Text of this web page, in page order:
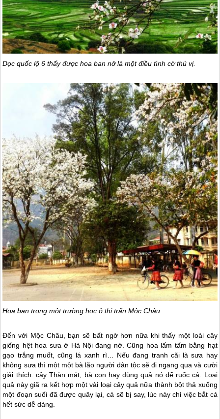
Dọc quốc lộ 6 thấy được hoa ban nở là một điều tình cờ thú vị.
Hoa ban trong một trường học ở thị trấnMộc Châu
Đến với Mộc Châu , bạn sẽ bất ngờ hơn nữa khi thấy một loài cây
giống hệt hoa sưa ở Hà Nội đang nở. Cũng hoa lấm tấm bằng hạt
gạo trắng muốt, cũng lá xanh rì… Nếu đang tranh cãi là sưa hay
không sưa thì một một bà lão người dân tộc sẽ đi ngang qua và cười
giải thích: cây Thàn mát, bà con hay dùng quả nó để ruốc cá. Loại
quả này giã ra kết hợp một vài loại cây quả nữa thành bột thả xuống
một đoạn suối đã được quây lại, cá sẽ bị say, lúc này chỉ việc bắt cá
hết sức dễ dàng.